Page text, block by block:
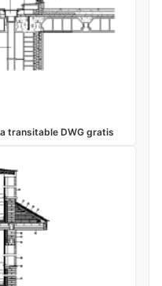
transitable DWG gratis